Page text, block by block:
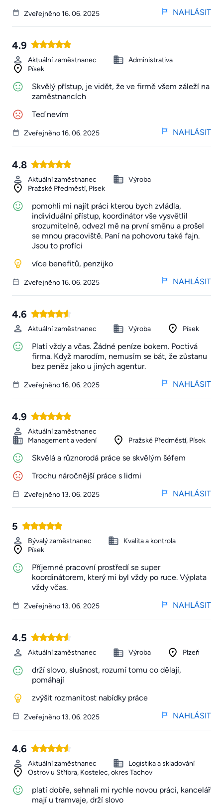
Zveřejněno 16. 06. 2025 NAHLÁSIT
4.9
Aktuální zaměstnanec
Administrativa
Písek
Skvělý přístup, je vidět, že ve firmě všem záleží na
zaměstnancích
Teď nevím
Zveřejněno 16. 06. 2025 NAHLÁSIT
4.8
Aktuální zaměstnanec
Výroba
Pražské Předměstí, Písek
pomohli mi najít práci kterou bych zvládla,
individuální přístup, koordinátor vše vysvětlil
srozumitelně, odvezl mě na první směnu a prošel
se mnou pracoviště. Paní na pohovoru také fajn.
Jsou to profíci
více benefitů, penzijko
Zveřejněno 16. 06. 2025 NAHLÁSIT
4.6
Aktuální zaměstnanec Výroba Písek
Platí vždy a včas. Žádné peníze bokem. Poctivá
firma. Když marodím, nemusím se bát, že zůstanu
bez peněz jako u jiných agentur.
Zveřejněno 16. 06. 2025 NAHLÁSIT
4.9
Aktuální zaměstnanec
Management a vedení
Pražské Předměstí, Písek
Skvělá a různorodá práce se skvělým šéfem
Trochu náročnější práce s lidmi
Zveřejněno 13. 06. 2025 NAHLÁSIT
5
Bývalý zaměstnanec
Kvalita a kontrola
Písek
Příjemné pracovní prostředí se super
koordinátorem, který mi byl vždy po ruce. Výplata
vždy včas.
Zveřejněno 13. 06. 2025 NAHLÁSIT
4.5
Aktuální zaměstnanec Výroba Plzeň
drží slovo, slušnost, rozumí tomu co dělají,
pomáhají
zvýšit rozmanitost nabídky práce
Zveřejněno 13. 06. 2025 NAHLÁSIT
4.6
Aktuální zaměstnanec
Logistika a skladování
Ostrov u Stříbra, Kostelec, okres Tachov
platí dobře, sehnali mi rychle novou práci, kancelář
mají u tramvaje, drží slovo